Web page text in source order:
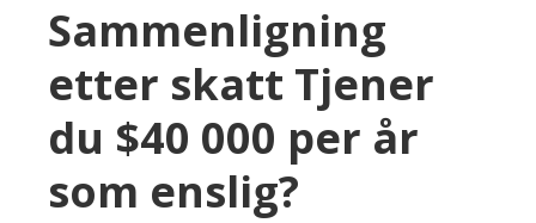
Sammenligning
etter skatt Tjener
du $40 000 per år
som enslig?